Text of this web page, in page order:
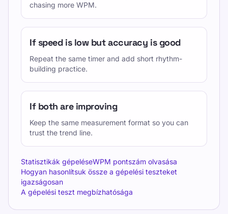
chasing more WPM.
If speed is low but accuracy is good
Repeat the same timer and add short rhythm-
building practice.
If both are improving
Keep the same measurement format so you can
trust the trend line.
Statisztikák gépeléseWPM pontszám olvasása
Hogyan hasonlítsuk össze a gépelési teszteket
igazságosan
A gépelési teszt megbízhatósága